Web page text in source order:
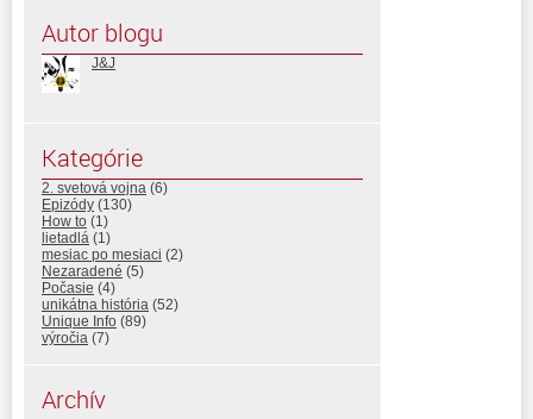
Autor blogu
J&J
Kategórie
2. svetová vojna (6)
Epizódy (130)
How to (1)
lietadlá (1)
mesiac po mesiaci (2)
Nezaradené (5)
Počasie (4)
unikátna história (52)
Unique Info (89)
výročia (7)
Archív